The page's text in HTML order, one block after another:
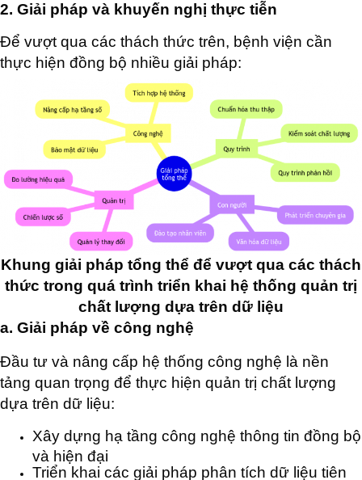
2. Giải pháp và khuyến nghị thực tiễn
Để vượt qua các thách thức trên, bệnh viện cần
thực hiện đồng bộ nhiều giải pháp:
Khung giải pháp tổng thể để vượt qua các thách
thức trong quá trình triển khai hệ thống quản trị
chất lượng dựa trên dữ liệu
a. Giải pháp về công nghệ
Đầu tư và nâng cấp hệ thống công nghệ là nền
tảng quan trọng để thực hiện quản trị chất lượng
dựa trên dữ liệu:
Xây dựng hạ tầng công nghệ thông tin đồng bộ
và hiện đại
Triển khai các giải pháp phân tích dữ liệu tiên